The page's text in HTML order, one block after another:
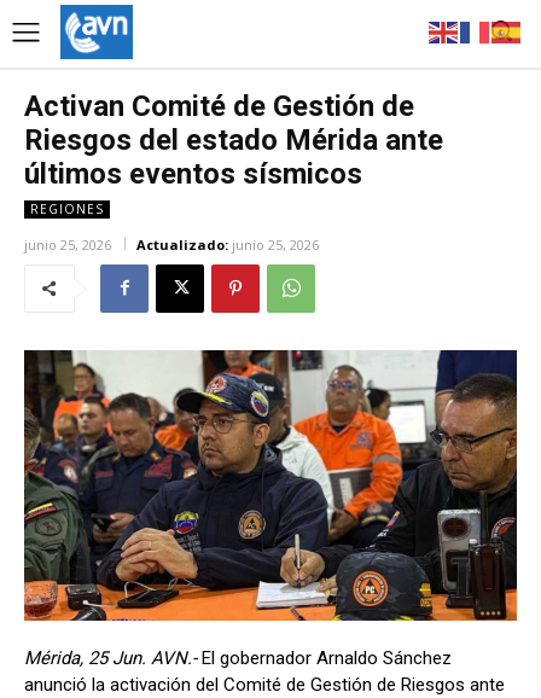
Activan Comité de Gestión de
Riesgos del estado Mérida ante
últimos eventos sísmicos
REGIONES
junio 25, 2026 Actualizado: junio 25, 2026
Mérida, 25 Jun. AVN.-El gobernador Arnaldo Sánchez
anunció la activación del Comité de Gestión de Riesgos ante